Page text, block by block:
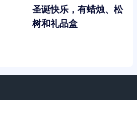
圣诞快乐，有蜡烛、松
树和礼品盒